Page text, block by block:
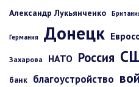
Александр Лукьянченко
Германия Донецк
Захарова НАТО Россия
банк благоустройство